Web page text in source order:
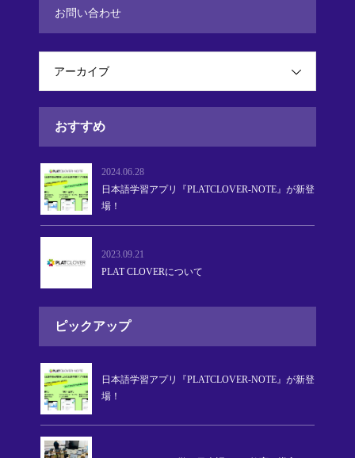
お問い合わせ
アーカイブ
おすすめ
2024.06.28
日本語学習アプリ『PLATCLOVER-NOTE』が新登
場！
2023.09.21
PLAT CLOVERについて
ピックアップ
日本語学習アプリ『PLATCLOVER-NOTE』が新登
場！